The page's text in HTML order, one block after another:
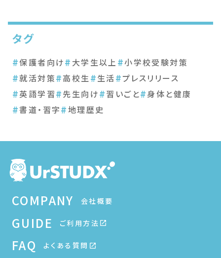
タグ
#保護者向け# 大学生以上 #小学校受験対策
#就活対策#高校生#生活#プレスリリース
#英語学習#先生向け#習いごと#身体と健康
#書道・習字#地理歴史
COMPANY 会社概要
GUIDE ご利用方法
FAQ よくある質問